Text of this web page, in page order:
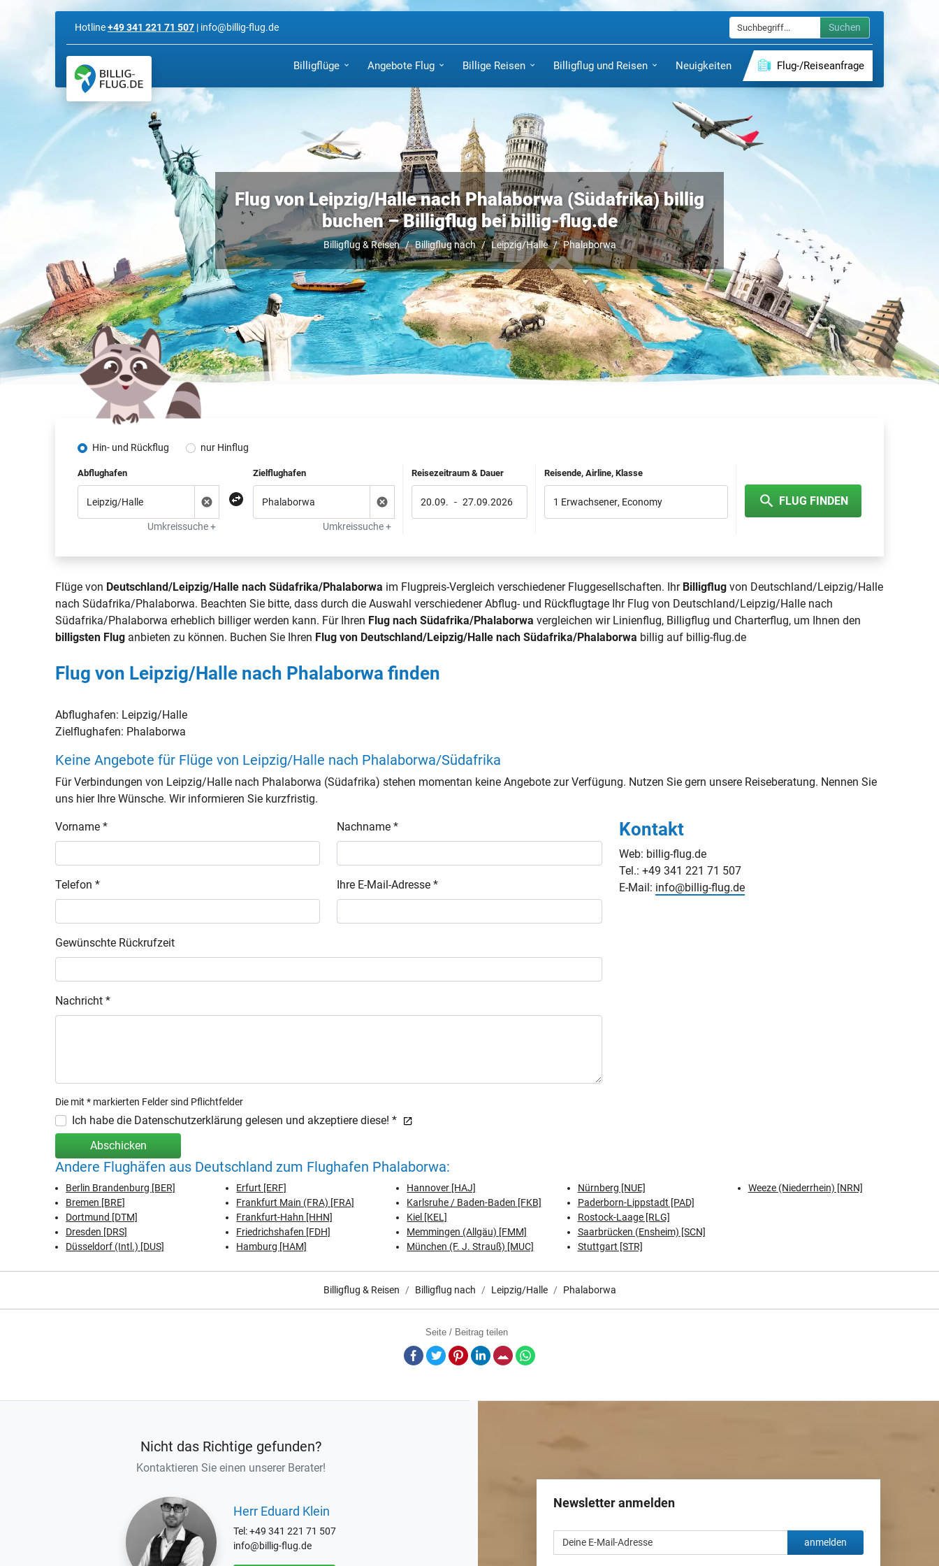
Hotline+49 341 221 71 507 | info@billig-flug.de Suchen
Billigflüge Angebote Flug Billige Reisen Billigflug und Reisen Neuigkeiten Flug-/Reiseanfrage
Flug von Leipzig/Halle nach Phalaborwa (Südafrika) billig
buchen – Billigflug bei billig-flug.de
Billigflug & Reisen Billigflug nach Leipzig/Halle Phalaborwa
Hin- und Rückflug nur Hinflug
Abflughafen
Umkreissuche +
Zielflughafen
Umkreissuche +
Reisezeitraum & Dauer
20.09. - 27.09.2026
Reisende, Airline, Klasse
1 Erwachsener, Economy FLUG FINDEN
Flüge von Deutschland/Leipzig/Halle nach Südafrika/Phalaborwa im Flugpreis-Vergleich verschiedener Fluggesellschaften. Ihr Billigflug von Deutschland/Leipzig/Halle
nach Südafrika/Phalaborwa. Beachten Sie bitte, dass durch die Auswahl verschiedener Abflug- und Rückflugtage Ihr Flug von Deutschland/Leipzig/Halle nach
Südafrika/Phalaborwa erheblich billiger werden kann. Für Ihren Flug nach Südafrika/Phalaborwa vergleichen wir Linienflug, Billigflug und Charterflug, um Ihnen den
billigsten Flug anbieten zu können. Buchen Sie Ihren Flug von Deutschland/Leipzig/Halle nach Südafrika/Phalaborwa billig auf billig-flug.de
Flug von Leipzig/Halle nach Phalaborwa finden
Abflughafen: Leipzig/Halle
Zielflughafen: Phalaborwa
Keine Angebote für Flüge von Leipzig/Halle nach Phalaborwa/Südafrika
Für Verbindungen von Leipzig/Halle nach Phalaborwa (Südafrika) stehen momentan keine Angebote zur Verfügung. Nutzen Sie gern unsere Reiseberatung. Nennen Sie
uns hier Ihre Wünsche. Wir informieren Sie kurzfristig.
Vorname * Nachname *
Telefon * Ihre E-Mail-Adresse *
Gewünschte Rückrufzeit
Nachricht *
Die mit * markierten Felder sind Pflichtfelder
Ich habe die Datenschutzerklärung gelesen und akzeptiere diese! *
Abschicken
Kontakt
Web: billig-flug.de
Tel.: +49 341 221 71 507
E-Mail: info@billig-flug.de
Andere Flughäfen aus Deutschland zum Flughafen Phalaborwa:
Berlin Brandenburg [BER]
Bremen [BRE]
Dortmund [DTM]
Dresden [DRS]
Düsseldorf (Intl.) [DUS]
Erfurt [ERF]
Frankfurt Main (FRA) [FRA]
Frankfurt-Hahn [HHN]
Friedrichshafen [FDH]
Hamburg [HAM]
Hannover [HAJ]
Karlsruhe / Baden-Baden [FKB]
Kiel [KEL]
Memmingen (Allgäu) [FMM]
München (F. J. Strauß) [MUC]
Nürnberg [NUE]
Paderborn-Lippstadt [PAD]
Rostock-Laage [RLG]
Saarbrücken (Ensheim) [SCN]
Stuttgart [STR]
Weeze (Niederrhein) [NRN]
Billigflug & Reisen Billigflug nach Leipzig/Halle Phalaborwa
Seite / Beitrag teilen
Facebook
TwitterPinterestLinkedInE-Mail
Nicht das Richtige gefunden?
Kontaktieren Sie einen unserer Berater!
Herr Eduard Klein
Tel: +49 341 221 71 507
info@billig-flug.de
Newsletter anmelden
anmelden